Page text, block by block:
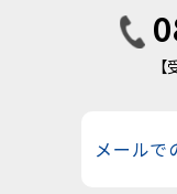
メールで